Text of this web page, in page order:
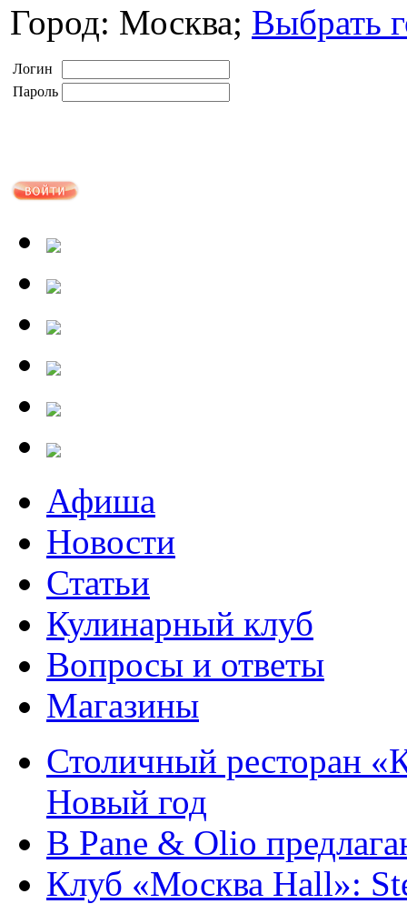
Город: Москва; Выбрать
Логин
Пароль
Афиша
Новости
Статьи
Кулинарный клуб
Вопросы и ответы
Магазины
Столичный ресторан
Новый год
В Pane & Olio
Клуб «Москва Hall»: